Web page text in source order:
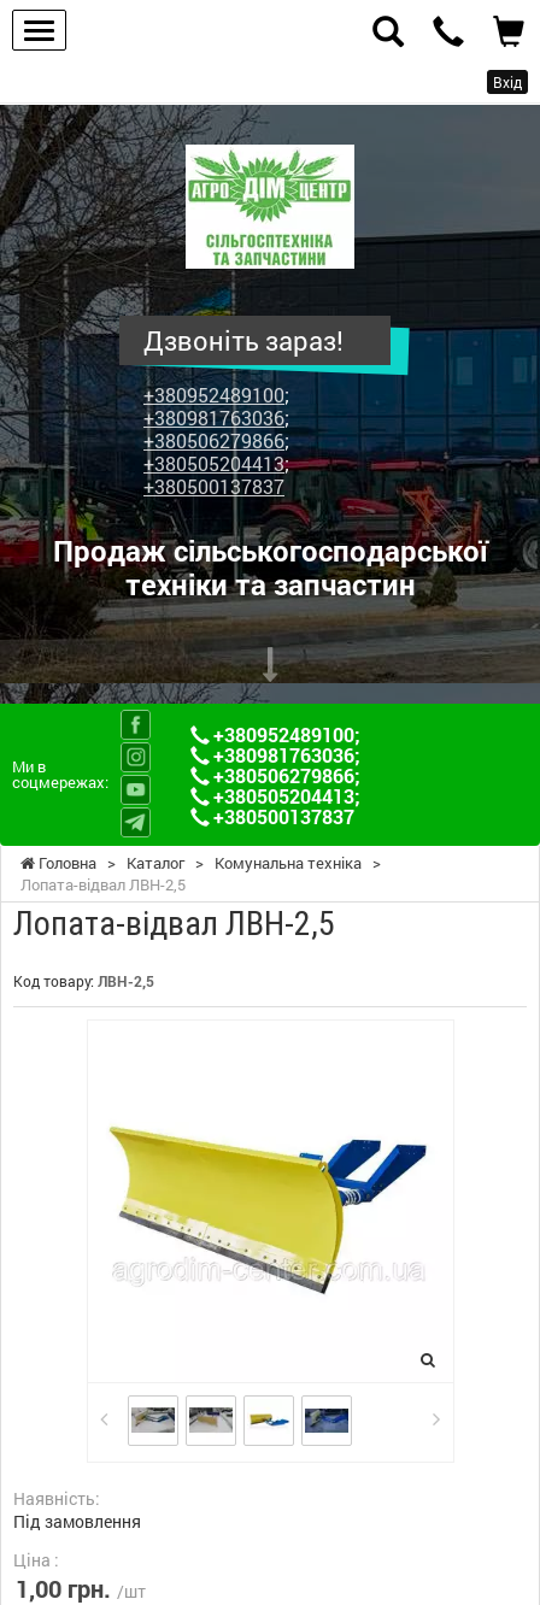
Вхід
ПП
"Агродім-
центр"
-
продаж
сільськогосподарської
техніки
та
запчастин
Дзвоніть зараз!
+380952489100;
+380981763036;
+380506279866;
+380505204413;
+380500137837
Продаж сільськогосподарської
техніки та запчастин
Ми в
соцмережах:
+380952489100;
+380981763036;
+380506279866;
+380505204413;
+380500137837
Головна > Каталог > Комунальна техніка >
Лопата-відвал ЛВН-2,5
Лопата-відвал ЛВН-2,5
Код товару: ЛВН-2,5
Наявність:
Під замовлення
Ціна :
1,00 грн. /шт